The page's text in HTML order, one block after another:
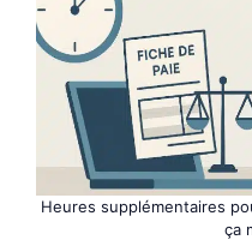
Heures supplémentaires
ça